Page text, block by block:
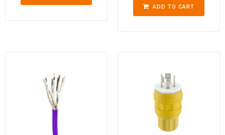
ADD TO CART